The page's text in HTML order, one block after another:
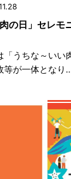
の日」セレモ
「うちな～い
等が一体となり